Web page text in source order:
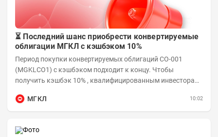
⏳ Последний шанс приобрести конвертируемые
облигации МГКЛ с кэшбэком 10%
Период покупки конвертируемых облигаций СО-001
(MGKLCO1) с кэшбэком подходит к концу. Чтобы
получить кэшбэк 10% , квалифицированным инвесторам
МГКЛ
10:02